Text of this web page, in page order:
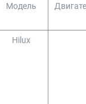
Модель
Hilux